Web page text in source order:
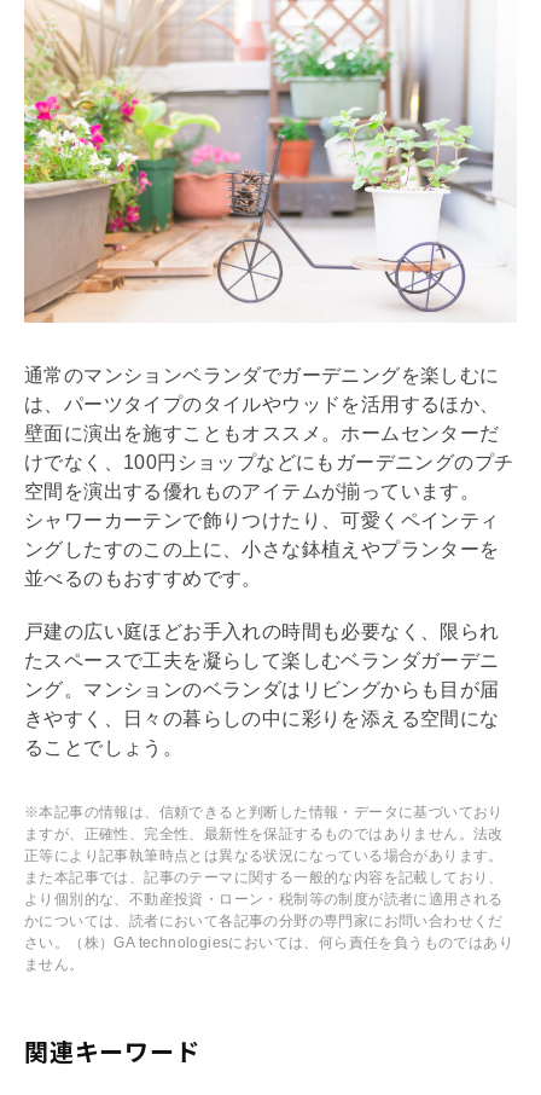
通常のマンションベランダでガーデニングを楽しむに
は、パーツタイプのタイルやウッドを活用するほか、
壁面に演出を施すこともオススメ。ホームセンターだ
けでなく、100円ショップなどにもガーデニングのプチ
空間を演出する優れものアイテムが揃っています。
シャワーカーテンで飾りつけたり、可愛くペインティ
ングしたすのこの上に、小さな鉢植えやプランターを
並べるのもおすすめです。
戸建の広い庭ほどお手入れの時間も必要なく、限られ
たスペースで工夫を凝らして楽しむベランダガーデニ
ング。マンションのベランダはリビングからも目が届
きやすく、日々の暮らしの中に彩りを添える空間にな
ることでしょう。
※本記事の情報は、信頼できると判断した情報・データに基づいており
ますが、正確性、完全性、最新性を保証するものではありません。法改
正等により記事執筆時点とは異なる状況になっている場合があります。
また本記事では、記事のテーマに関する一般的な内容を記載しており、
より個別的な、不動産投資・ローン・税制等の制度が読者に適用される
かについては、読者において各記事の分野の専門家にお問い合わせくだ
さい。（株）GA technologiesにおいては、何ら責任を負うものではあり
ません。
関連キーワード